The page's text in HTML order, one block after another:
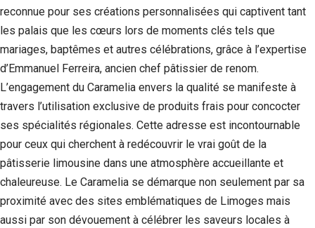
reconnue pour ses créations personnalisées qui captivent tant
les palais que les cœurs lors de moments clés tels que
mariages, baptêmes et autres célébrations, grâce à l’expertise
d’Emmanuel Ferreira, ancien chef pâtissier de renom.
L’engagement du Caramelia envers la qualité se manifeste à
travers l’utilisation exclusive de produits frais pour concocter
ses spécialités régionales. Cette adresse est incontournable
pour ceux qui cherchent à redécouvrir le vrai goût de la
pâtisserie limousine dans une atmosphère accueillante et
chaleureuse. Le Caramelia se démarque non seulement par sa
proximité avec des sites emblématiques de Limoges mais
aussi par son dévouement à célébrer les saveurs locales à